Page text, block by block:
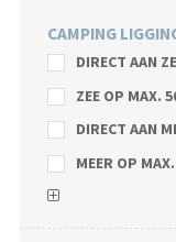
CAMPING
DIRECT AAN
ZEE OP MAX.
DIRECT AAN
MEER OP